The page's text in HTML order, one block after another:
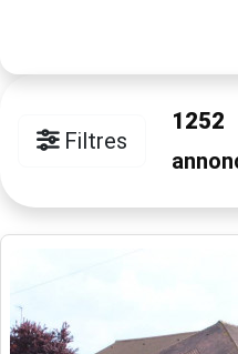
Filtres
1252